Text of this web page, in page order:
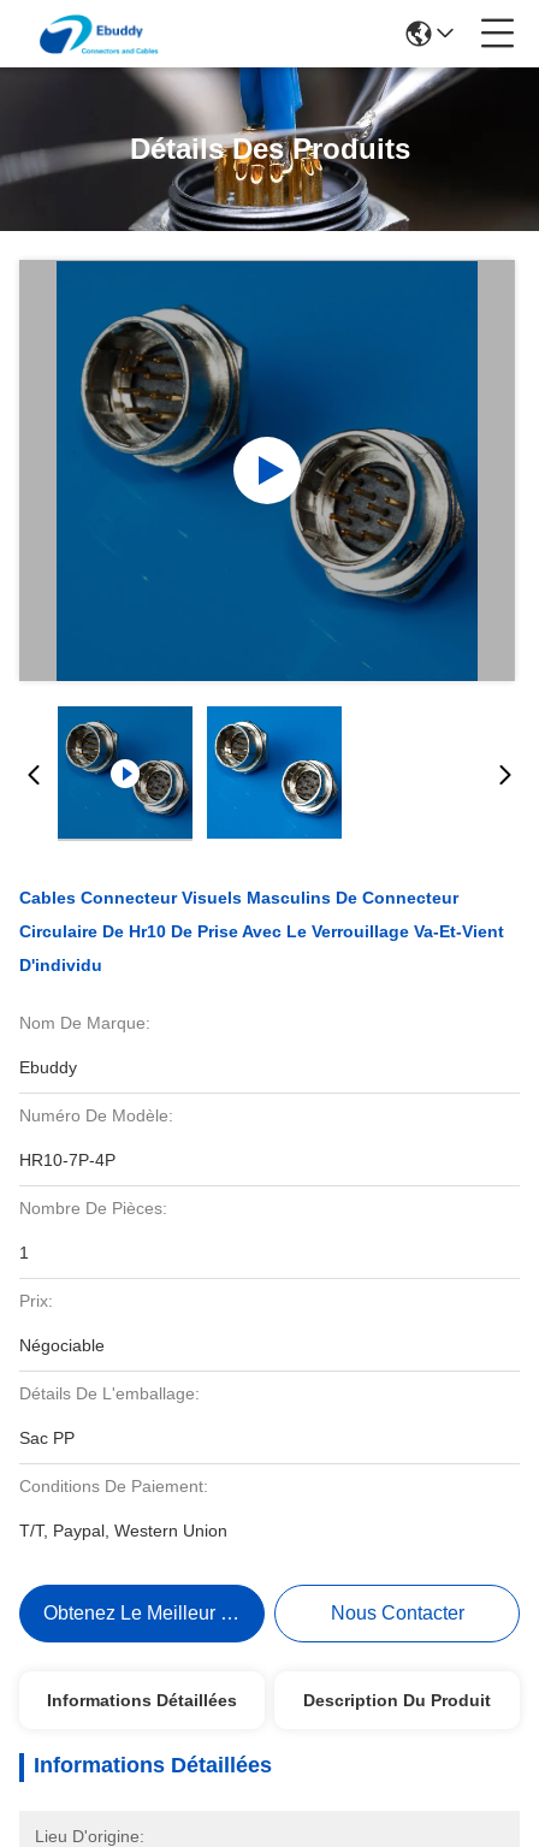
Détails Des Produits
Cables Connecteur Visuels Masculins De Connecteur
Circulaire De Hr10 De Prise Avec Le Verrouillage Va-Et-Vient
D'individu
Nom De Marque:
Ebuddy
Numéro De Modèle:
HR10-7P-4P
Nombre De Pièces:
1
Prix:
Négociable
Détails De L'emballage:
Sac PP
Conditions De Paiement:
T/T, Paypal, Western Union
Obtenez Le Meilleur Prix Nous Contacter
Informations Détaillées Description Du Produit
Informations Détaillées
Lieu D'origine: